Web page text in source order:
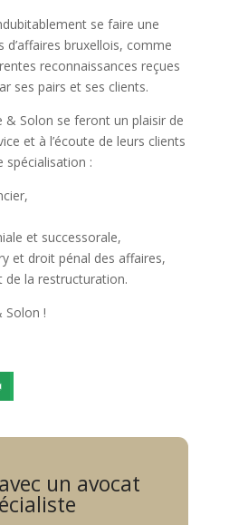
se faire une
d’affaires bruxellois, comme
reconnaissances reçues
ses pairs et ses clients.
& Solon se feront un plaisir de
et à l’écoute de leurs clients
spécialisation :
et successorale,
et droit pénal des affaires,
de la restructuration.
Solon !
un avocat